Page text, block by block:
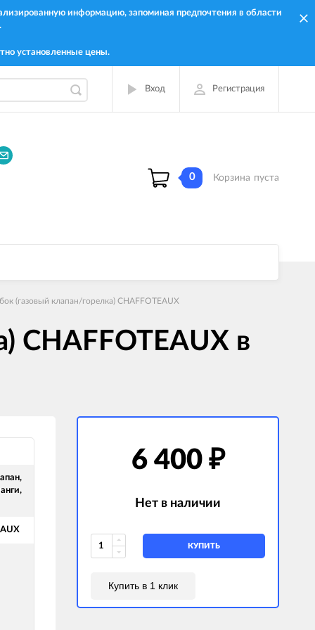
информацию, запоминая предпочтения в области
установленные цены.
Вход Регистрация
0 Корзина пуста
(газовый клапан/горелка) CHAFFOTEAUX
CHAFFOTEAUX в
6 400 ₽
Нет в наличии
КУПИТЬ
Купить в 1 клик